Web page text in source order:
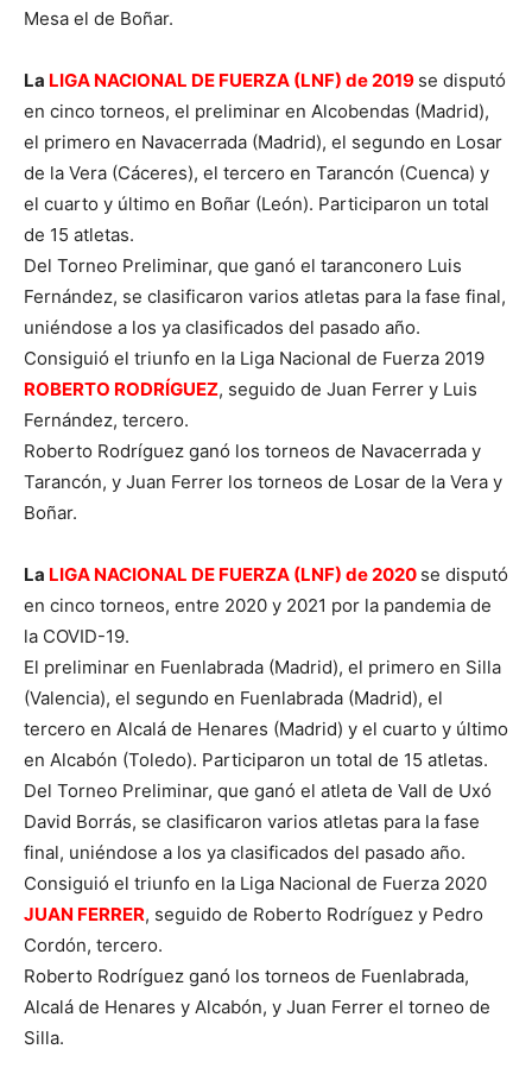
Mesa el de Boñar.
La LIGA NACIONAL DE FUERZA (LNF) de 2019 se disputó
en cinco torneos, el preliminar en Alcobendas (Madrid),
el primero en Navacerrada (Madrid), el segundo en Losar
de la Vera (Cáceres), el tercero en Tarancón (Cuenca) y
el cuarto y último en Boñar (León). Participaron un total
de 15 atletas.
Del Torneo Preliminar, que ganó el taranconero Luis
Fernández, se clasificaron varios atletas para la fase final,
uniéndose a los ya clasificados del pasado año.
Consiguió el triunfo en la Liga Nacional de Fuerza 2019
ROBERTO RODRÍGUEZ, seguido de Juan Ferrer y Luis
Fernández, tercero.
Roberto Rodríguez ganó los torneos de Navacerrada y
Tarancón, y Juan Ferrer los torneos de Losar de la Vera y
Boñar.
La LIGA NACIONAL DE FUERZA (LNF) de 2020 se disputó
en cinco torneos, entre 2020 y 2021 por la pandemia de
la COVID-19.
El preliminar en Fuenlabrada (Madrid), el primero en Silla
(Valencia), el segundo en Fuenlabrada (Madrid), el
tercero en Alcalá de Henares (Madrid) y el cuarto y último
en Alcabón (Toledo). Participaron un total de 15 atletas.
Del Torneo Preliminar, que ganó el atleta de Vall de Uxó
David Borrás, se clasificaron varios atletas para la fase
final, uniéndose a los ya clasificados del pasado año.
Consiguió el triunfo en la Liga Nacional de Fuerza 2020
JUAN FERRER, seguido de Roberto Rodríguez y Pedro
Cordón, tercero.
Roberto Rodríguez ganó los torneos de Fuenlabrada,
Alcalá de Henares y Alcabón, y Juan Ferrer el torneo de
Silla.